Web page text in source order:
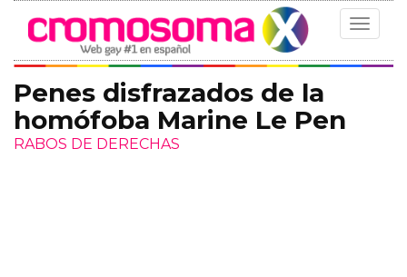
Toggle
Penes disfrazados de la
homófoba Marine Le Pen
RABOS DE DERECHAS